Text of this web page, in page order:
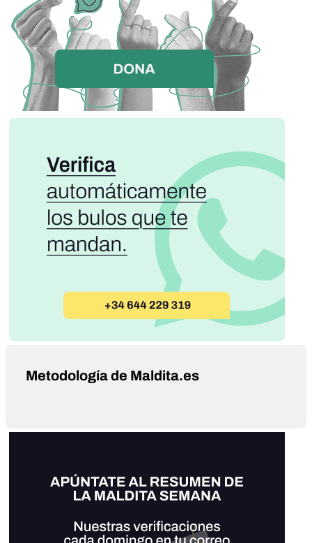
Metodología de Maldita.es